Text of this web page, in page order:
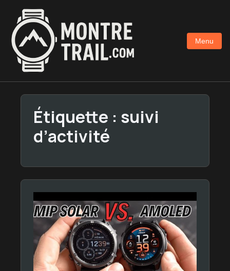
contenu
principal
Menu
Étiquette : suivi
d’activité